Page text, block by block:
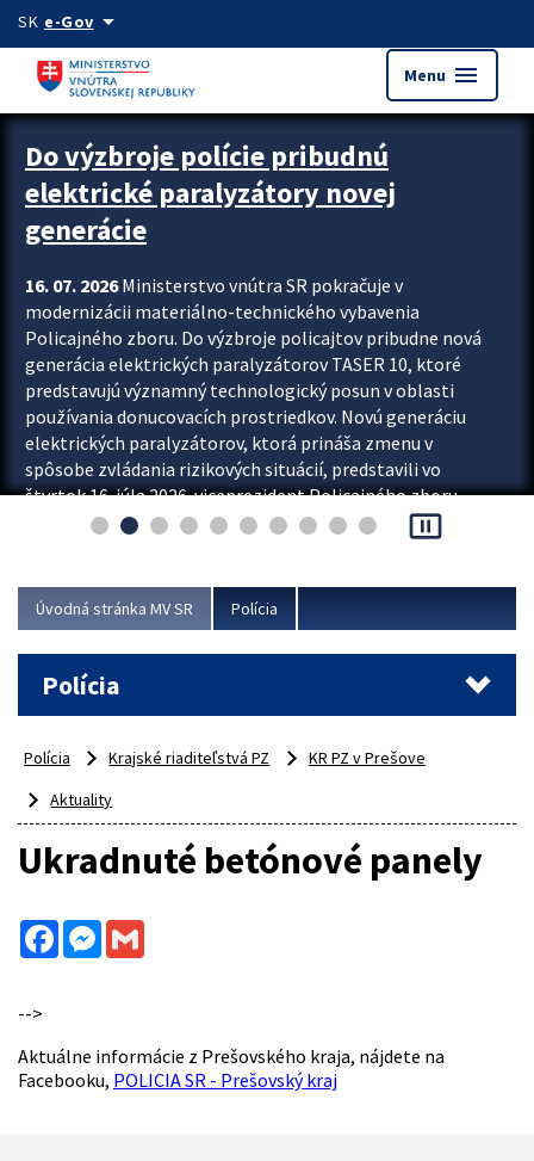
Preskocit na hlavný obsah
SK e-Govarrow_drop_down
Menu menu
Zastavit automatický posun upútavok
Do výzbroje polície pribudnú
elektrické paralyzátory novej
generácie
16. 07. 2026Ministerstvo vnútra SR pokračuje v
modernizácii materiálno-technického vybavenia
Policajného zboru. Do výzbroje policajtov pribudne nová
generácia elektrických paralyzátorov TASER 10, ktoré
predstavujú významný technologický posun v oblasti
používania donucovacích prostriedkov. Novú generáciu
elektrických paralyzátorov, ktorá prináša zmenu v
spôsobe zvládania rizikových situácií, predstavili vo
štvrtok 16. júla 2026 viceprezident Policajného zboru
Rastislav Polakovič a riaditeľ odboru výcviku...
pause_presentation
Úvodná stránka MV SR Polícia
Polícia
Polícia Krajské riaditeľstvá PZ
KR PZ v Prešove
Aktuality
Ukradnuté betónové panely
FacebookMessenger
-->
Aktuálne informácie z Prešovského kraja, nájdete na
Facebooku, POLICIA SR - Prešovský kraj